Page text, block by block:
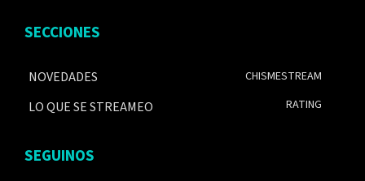
SECCIONES
NOVEDADES
LO QUE SE STREAMEO
CHISMESTREAM
RATING
SEGUINOS